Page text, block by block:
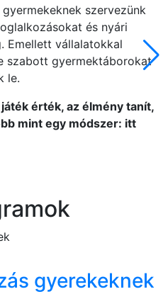
szervezünk
és nyári
Emellett vállalatokkal
szabott gyermektáborokat
le.
játék érték, az élmény tanít,
mint egy módszer: itt
gyerekeknek